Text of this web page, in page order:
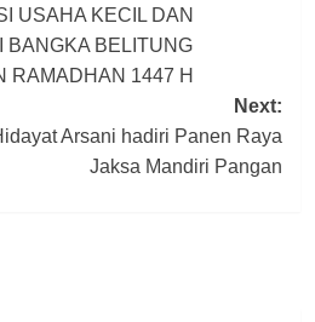
USAHA KECIL DAN
BANGKA BELITUNG
RAMADHAN 1447 H
Next:
Arsani hadiri Panen Raya
Jaksa Mandiri Pangan